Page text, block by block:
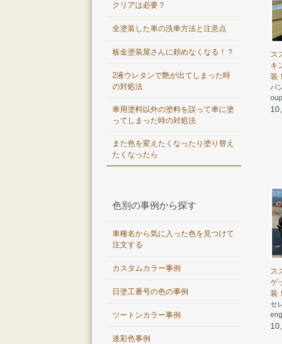
ス
キ
装！
パ
oup
ス
ゲ
装！
セ
クリアは必要？
全塗装した車の洗車方法と注意点
板金塗装屋さんに頼めなくなる！？
2液ウレタンで艶が出てしまった時
の対処法
車用塗料以外の塗料を誤って車に塗
ってしまった時の対処法
また色を変えたくなったり塗り替え
たくなったら
色別の事例から探す
車種名から気に入った色を見つけて
注文する
カスタムカラー事例
日塗工番号の色の事例
ツートンカラー事例
迷彩色事例